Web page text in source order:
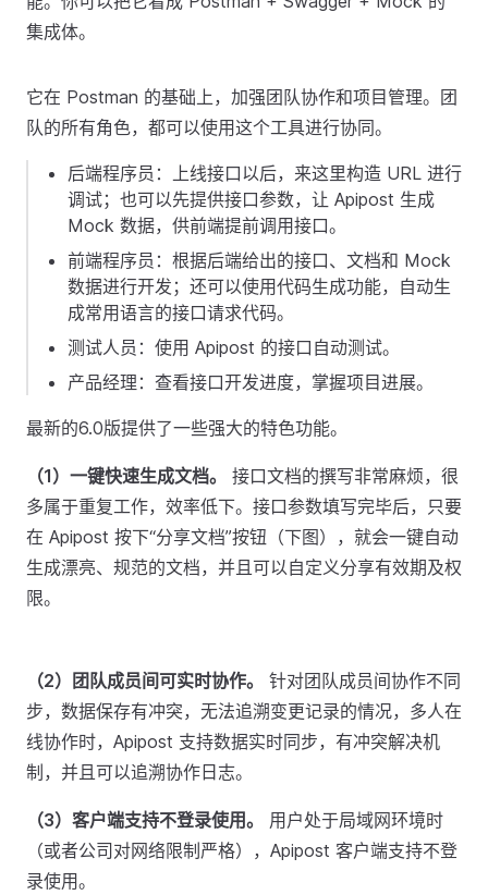
集成体。
它在 Postman 的基础上，加强团队协作和项目管理。团
队的所有角色，都可以使用这个工具进行协同。
后端程序员：上线接口以后，来这里构造 URL 进行
调试；也可以先提供接口参数，让 Apipost 生成
Mock 数据，供前端提前调用接口。
前端程序员：根据后端给出的接口、文档和 Mock
数据进行开发；还可以使用代码生成功能，自动生
成常用语言的接口请求代码。
测试人员：使用 Apipost 的接口自动测试。
产品经理：查看接口开发进度，掌握项目进展。
最新的6.0版提供了一些强大的特色功能。
（1）一键快速生成文档。
接口文档的撰写非常麻烦，很
多属于重复工作，效率低下。接口参数填写完毕后，只要
在 Apipost 按下“分享文档”按钮（下图），就会一键自动
生成漂亮、规范的文档，并且可以自定义分享有效期及权
限。
（2）团队成员间可实时协作。
针对团队成员间协作不同
步，数据保存有冲突，无法追溯变更记录的情况，多人在
线协作时，Apipost 支持数据实时同步，有冲突解决机
制，并且可以追溯协作日志。
（3）客户端支持不登录使用。
用户处于局域网环境时
（或者公司对网络限制严格），Apipost 客户端支持不登
录使用。